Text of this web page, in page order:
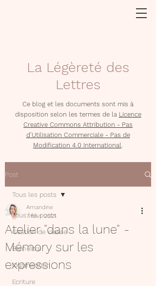
La Légèreté des
Lettres
Ce blog et les documents sont mis à
disposition selon les termes de la Licence
Creative Commons Attribution - Pas
d'Utilisation Commerciale - Pas de
Modification 4.0 International.
Post
Tous les posts
Gestion de classe
Bien-être
Organisation
Ecriture
Tous les posts
Atelier "dans la lune" -
Mémory sur les
expressions
Amandine
7 févr. 2021